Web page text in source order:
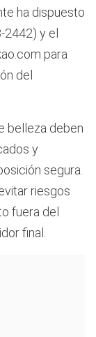
ha dispuesto
y el
para
del
belleza deben
y
segura.
riesgos
fuera del
final.